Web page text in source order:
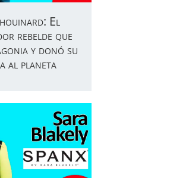
El
rebelde que
y donó su
al planeta